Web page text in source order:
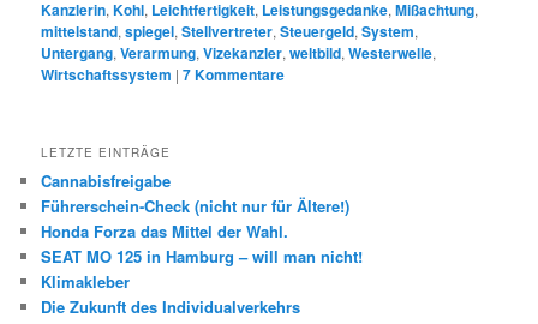
Kanzlerin,Kohl, Leichtfertigkeit, Leistungsgedanke,Mißachtung,
mittelstand,spiegel,Stellvertreter,Steuergeld,System,
Untergang,Verarmung,Vizekanzler,weltbild,Westerwelle,
Wirtschaftssystem |7Kommentare
LETZTE EINTRÄGE
Cannabisfreigabe
Führerschein-Check (nicht nur für Ältere!)
Honda Forza das Mittel der Wahl.
SEAT MO 125 in Hamburg – will man nicht!
Klimakleber
Die Zukunft des Individualverkehrs